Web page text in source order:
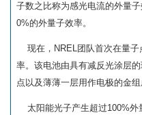
子数之比称为感光电流的外量
0%的外量子效率。
现在，NREL团队首次在量子
率。该电池由具有减反光涂层
点以及薄薄一层用作电极的金组
太阳能光子产生超过100%外